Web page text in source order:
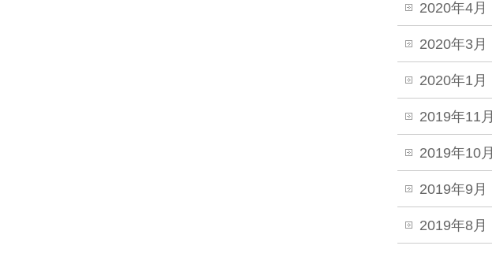
2020年4月
2020年3月
2020年1月
2019年11月
2019年10月
2019年9月
2019年8月